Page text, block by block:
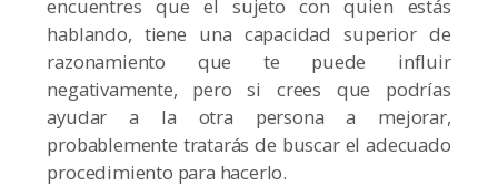
encuentres que el sujeto con quien estás
hablando, tiene una capacidad superior de
razonamiento que te puede influir
negativamente, pero si crees que podrías
ayudar a la otra persona a mejorar,
probablemente tratarás de buscar el adecuado
procedimiento para hacerlo.